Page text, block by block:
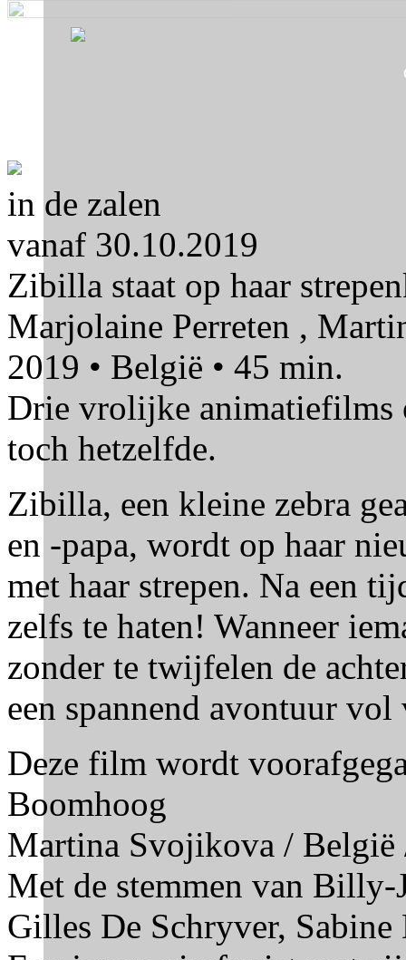
Skip to navigation
Skip to main content
in de zalen
vanaf 30.10.2019
Zibilla staat op haar strepen
Marjolaine Perreten ,
2019 • België • 45 min.
Drie vrolijke animatiefilms
toch hetzelfde.
Zibilla, een kleine zebra
en -papa, wordt op haar
met haar strepen. Na een
zelfs te haten! Wanneer
zonder te twijfelen de
een spannend avontuur
Deze film wordt
Boomhoog
Martina Svojikova / België
Met de stemmen van
Gilles De Schryver, Sabine